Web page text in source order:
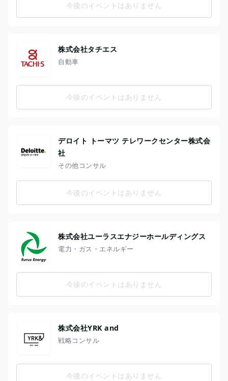
今後のイベントはありません
株式会社タチエス
自動車
今後のイベントはありません
デロイト トーマツ テレワークセンター株式会
社
その他コンサル
今後のイベントはありません
株式会社ユーラスエナジーホールディングス
電力・ガス・エネルギー
今後のイベントはありません
株式会社YRK and
戦略コンサル
今後のイベントはありません